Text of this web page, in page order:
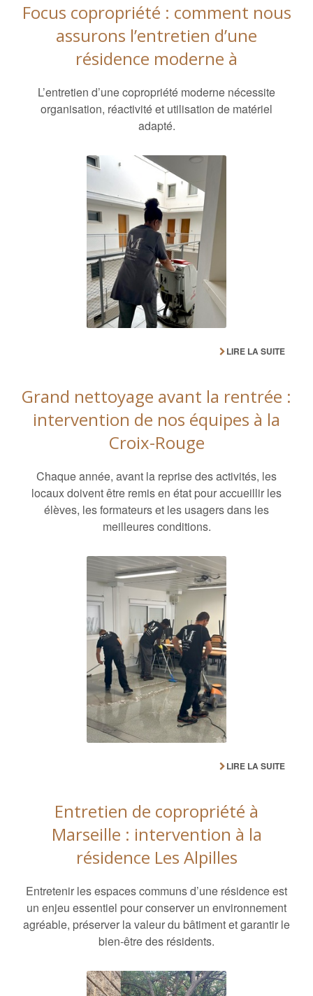
Focus copropriété : comment nous
assurons l’entretien d’une
résidence moderne à
L’entretien d’une copropriété moderne nécessite
organisation, réactivité et utilisation de matériel
adapté.
LIRE LA SUITE
Grand nettoyage avant la rentrée :
intervention de nos équipes à la
Croix-Rouge
Chaque année, avant la reprise des activités, les
locaux doivent être remis en état pour accueillir les
élèves, les formateurs et les usagers dans les
meilleures conditions.
LIRE LA SUITE
Entretien de copropriété à
Marseille : intervention à la
résidence Les Alpilles
Entretenir les espaces communs d’une résidence est
un enjeu essentiel pour conserver un environnement
agréable, préserver la valeur du bâtiment et garantir le
bien-être des résidents.